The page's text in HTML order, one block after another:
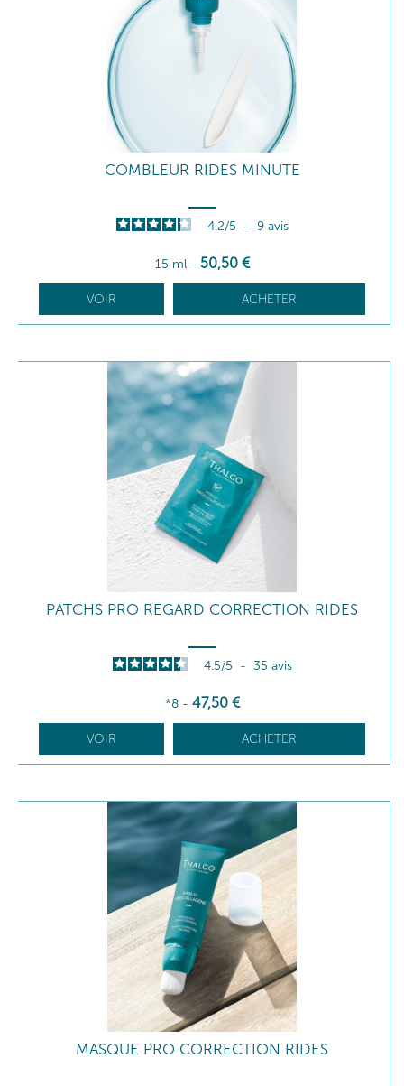
COMBLEUR RIDES MINUTE
4.2/5 - 9 avis
15 ml - 50,50 €
VOIR ACHETER
PATCHS PRO REGARD CORRECTION RIDES
4.5/5 - 35 avis
*8 - 47,50 €
VOIR ACHETER
MASQUE PRO CORRECTION RIDES